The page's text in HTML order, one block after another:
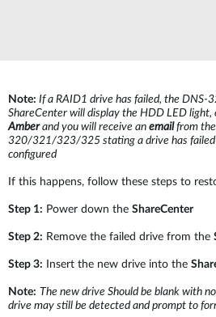
Note: If a RAID1 drive has failed, the
ShareCenter will display the HDD LED light,
Amberand you will receive an emailfrom
320/321/323/325 stating a drive has
configured
If this happens, follow these steps to
Step 1: Power down the ShareCenter
Step 2: Remove the failed drive from the
Step 3: Insert the new drive into the
Note: The new drive Should be blank with
drive may still be detected and prompt to